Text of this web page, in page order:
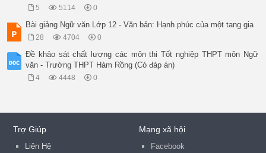
5 5114 0
Bài giảng Ngữ văn Lớp 12 - Văn bản: Hạnh phúc của một tang gia
28 4704 0
Đề khảo sát chất lượng các môn thi Tốt nghiệp THPT môn Ngữ
văn - Trường THPT Hàm Rồng (Có đáp án)
4 4448 0
Trợ Giúp
Liên Hệ
Mạng xã hội
Facebook